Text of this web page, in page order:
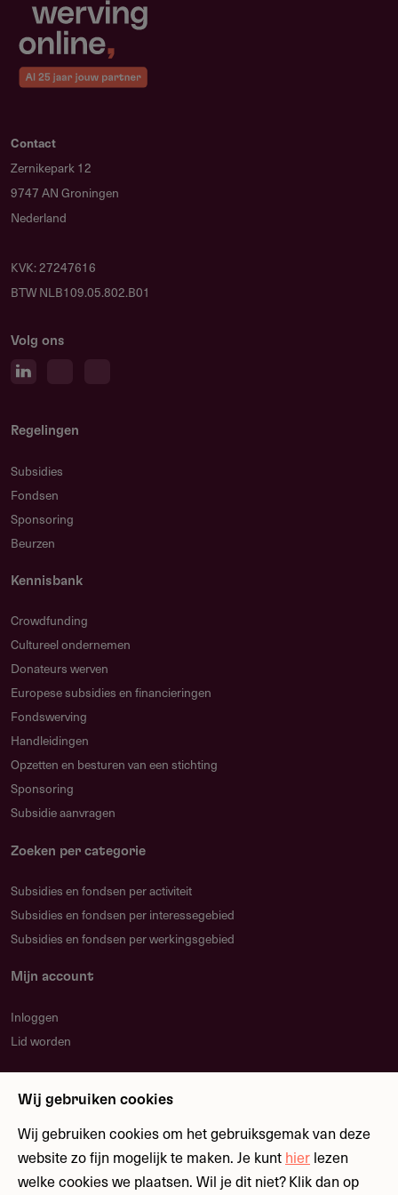
Investeringsstrategie
Jaarrekening 2023
Contact
Zernikepark 12
9747 AN Groningen
Nederland
KVK: 27247616
BTW NLB109.05.802.B01
Volg ons
Regelingen
Subsidies
Fondsen
Sponsoring
Beurzen
Kennisbank
Crowdfunding
Cultureel ondernemen
Donateurs werven
Europese subsidies en financieringen
Fondswerving
Handleidingen
Opzetten en besturen van een stichting
Sponsoring
Subsidie aanvragen
Zoeken per categorie
Subsidies en fondsen per activiteit
Subsidies en fondsen per interessegebied
Subsidies en fondsen per werkingsgebied
Mijn account
Inloggen
Lid worden
Blijf op de hoogte over nieuwe regelingen en
fondsen
Meld je aan
Wij gebruiken cookies
Wij gebruiken cookies om het gebruiksgemak van deze
website zo fijn mogelijk te maken. Je kunt hier lezen
welke cookies we plaatsen. Wil je dit niet? Klik dan op